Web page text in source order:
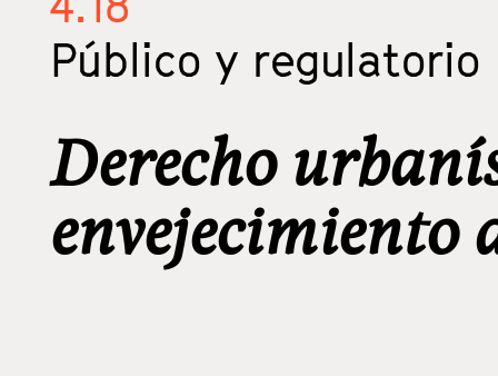
Público y regulatorio
Derecho
envejecimiento